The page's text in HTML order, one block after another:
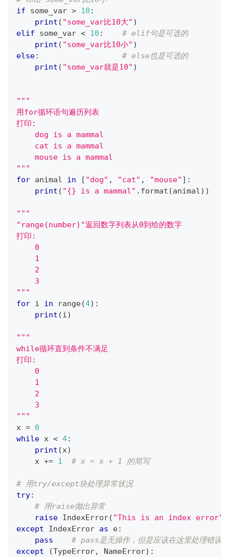
if some_var > 10 :
print ( "some_var比10大" )
elif some_var < 10 :
# elif句是可选的
print ( "some_var比10小" )
else:
# else也是可选的
print ( "some_var就是10" )
"""
用for循环语句遍历列表
打印:
    dog is a mammal
    cat is a mammal
    mouse is a mammal
"""
for animal in [ "dog" , "cat" , "mouse" ] :
print ( "{} is a mammal" . format (animal) )
"""
"range(number)"返回数字列表从0到给的数字
打印:
    0
    1
    2
    3
"""
for i in range(4) :
print (i)
"""
while循环直到条件不满足
打印:
    0
    1
    2
    3
"""
x = 0
while x < 4:
print (x)
    x
+= 1 # x = x + 1 的简写
# 用try/except块处理异常状况
try:
# 用raise抛出异常
raise IndexError( "This is an index error"
except IndexError as e:
pass
# pass是无操作，但是应该在这里处理错误
except
(TypeError, NameError) :